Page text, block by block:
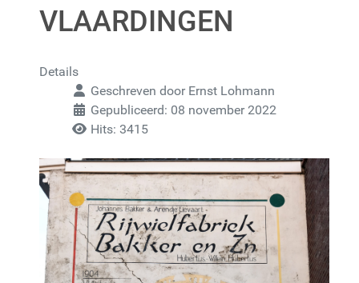
VLAARDINGEN
Details
Geschreven door Ernst Lohmann
Gepubliceerd: 08 november 2022
Hits: 3415